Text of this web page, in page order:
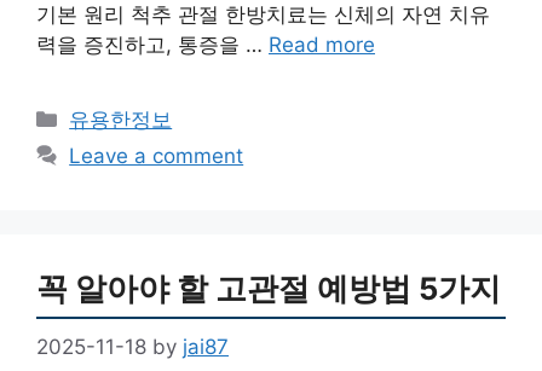
기본 원리 척추 관절 한방치료는 신체의 자연 치유
력을 증진하고, 통증을 … Read more
Categories
유용한정보
Leave a comment
꼭 알아야 할 고관절 예방법 5가지
2025-11-18 by jai87